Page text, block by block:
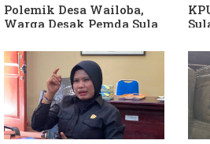
Polemik Desa Wailoba,
Warga Desak Pemda Sula
APH Usut Dugaan
Penyimpangan Dana Desa